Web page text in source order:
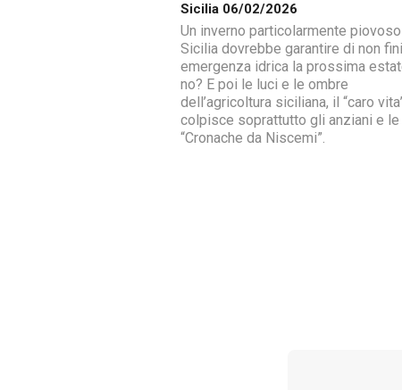
Sicilia 06/02/2026
Un inverno particolarmente
Sicilia dovrebbe garantire di non
emergenza idrica la prossima
no? E poi le luci e le ombre
dell’agricoltura siciliana, il “caro
colpisce soprattutto gli anziani e le
“Cronache da Niscemi”.